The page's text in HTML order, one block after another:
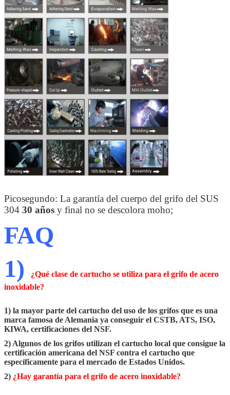
Picosegundo: La garantía del cuerpo del grifo del SUS
304 30 años y final no se descolora moho;
FAQ
1)
¿Qué clase de cartucho se utiliza para el grifo de acero
inoxidable?
1) la mayor parte del cartucho del uso de los grifos que es una
marca famosa de Alemania ya conseguir el CSTB, ATS, ISO,
KIWA, certificaciones del NSF.
2) Algunos de los grifos utilizan el cartucho local que consigue la
certificación americana del NSF contra el cartucho que
específicamente para el mercado de Estados Unidos.
2) ¿Hay garantía para el grifo de acero inoxidable?